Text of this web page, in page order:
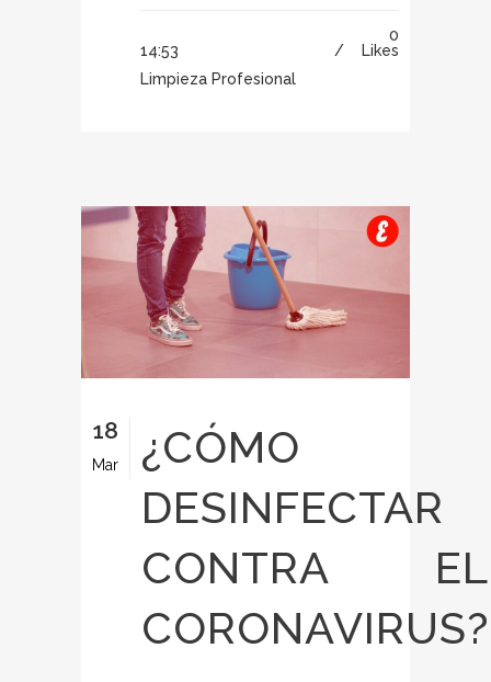
14:53 /
Limpieza Profesional
0
Likes
18
Mar
¿CÓMO
DESINFECTAR
CONTRA EL
CORONAVIRUS?